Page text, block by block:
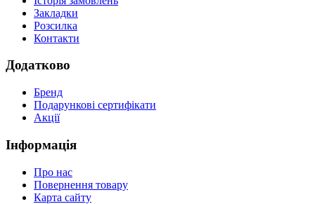
Закладки
Розсилка
Контакти
Додатково
Бренд
Подарункові сертифікати
Акції
Інформація
Про нас
Повернення товару
Карта сайту